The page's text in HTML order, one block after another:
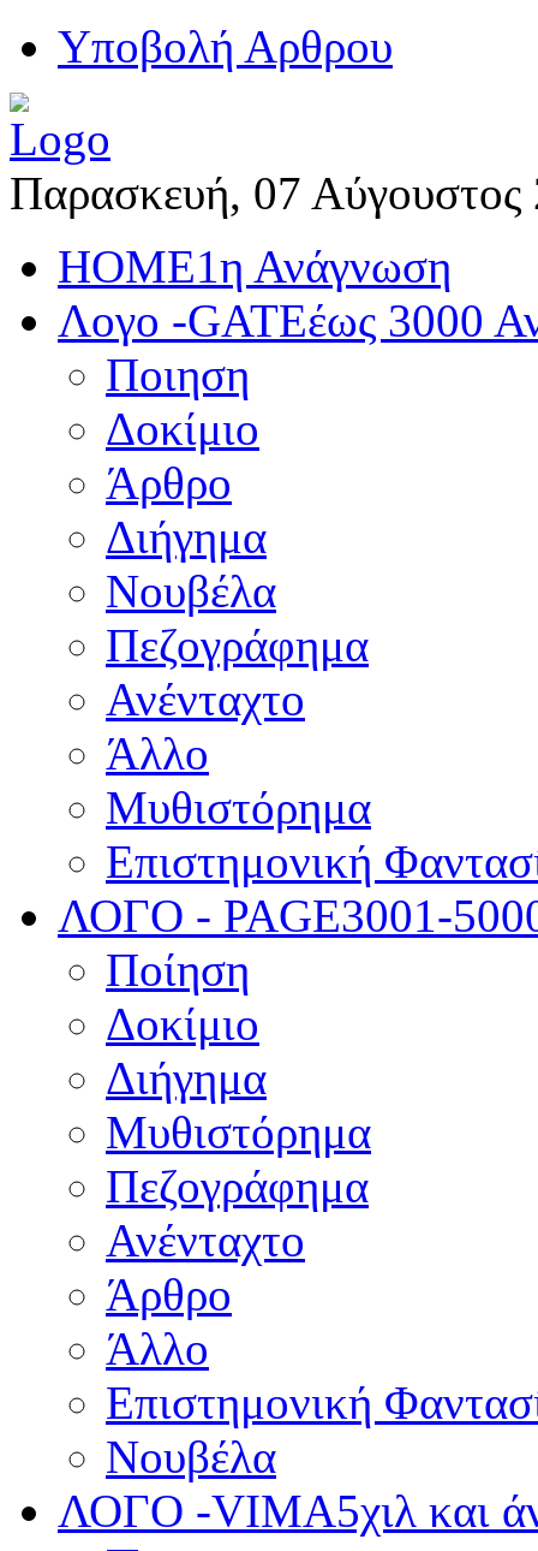
Yποβολή Αρθρου
Παρασκευή, 07 Αύγουστος
HOME1η Ανάγνωση
Λογο -GATEέως 3000
Ποιηση
Δοκίμιο
Άρθρο
Διήγημα
Νουβέλα
Πεζογράφημα
Ανένταχτο
Άλλο
Μυθιστόρημα
Επιστημονική
ΛΟΓΟ - PAGE3001-
Ποίηση
Δοκίμιο
Διήγημα
Μυθιστόρημα
Πεζογράφημα
Ανένταχτο
Άρθρο
Άλλο
Επιστημονική
Νουβέλα
ΛΟΓΟ -VIMA5χιλ και